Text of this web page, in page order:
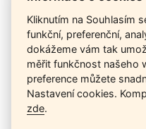
Kliknutím na Souhlasím
funkční, preferenční,
dokážeme vám tak
měřit funkčnost našeho
preference můžete
Nastavení cookies.
zde.